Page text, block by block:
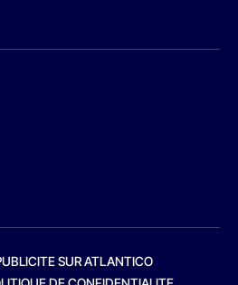
SUR ATLANTICO